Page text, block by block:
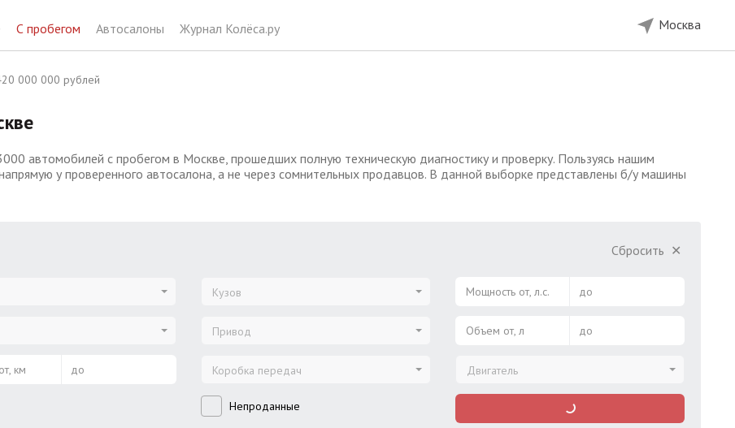
С пробегом Автосалоны Журнал Колёса.ру Москва
000 000 рублей
автомобилей с пробегом в Москве, прошедших полную техническую диагностику и проверку. Пользуясь нашим
у проверенного автосалона, а не через сомнительных продавцов. В данной выборке представлены б/у машины
км до
Кузов
Привод
Коробка передач
Непроданные
Сбросить ✕
Мощность от, л.с. до
Объем от, л до
Двигатель